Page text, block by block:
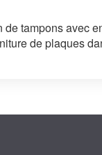
tampons avec
de plaques